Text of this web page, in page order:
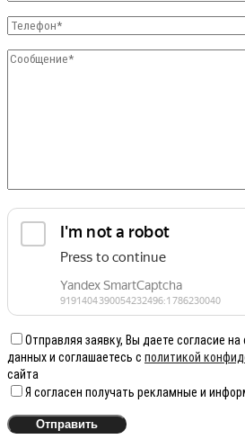
Отправляя заявку, Вы даете согласие
данных и соглашаетесь с политикой
сайта
Я согласен получать рекламные и